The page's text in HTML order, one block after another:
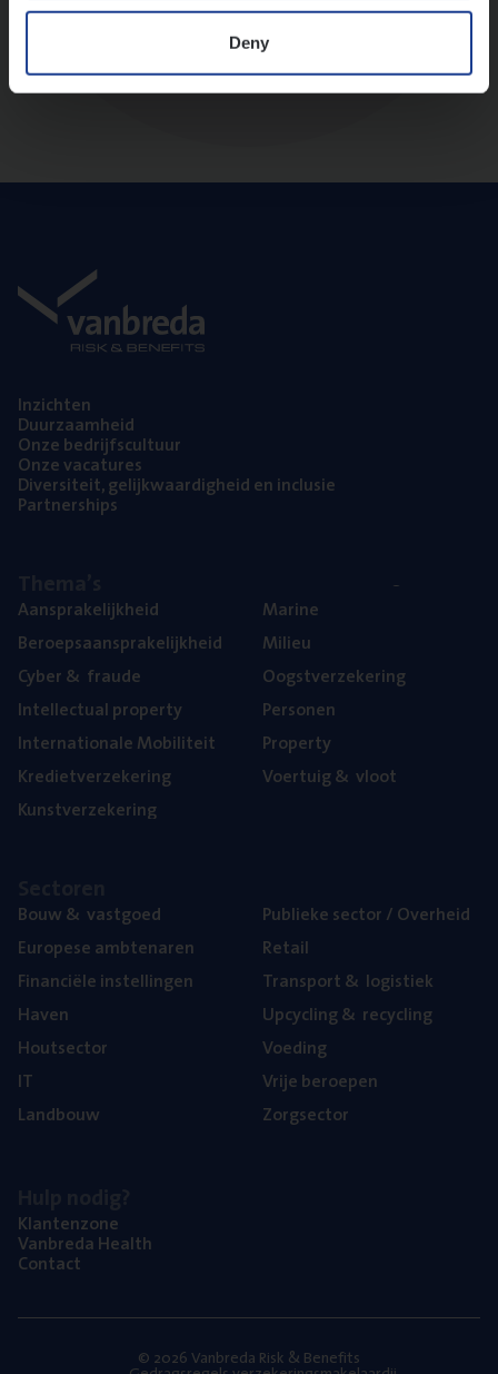
Deny
Inzich­ten
Duur­zaam­heid
Onze bedrijfs­cul­tuur
Onze vaca­tu­res
Diver­si­teit, gelijk­waar­dig­heid en inclusie
Part­ner­ships
Aan­spra­ke­lijk­heid
Beroeps­aan­spra­ke­lijk­heid
Cyber& fraude
Intel­lec­tu­al property
Inter­na­ti­o­na­le Mobiliteit
Kre­diet­ver­ze­ke­ring
Kunst­ver­ze­ke­ring
Mari­ne
Mili­eu
Oogst­ver­ze­ke­ring
Per­so­nen
Pro­per­ty
Voer­tuig& vloot
Bouw& vastgoed
Euro­pe­se ambtenaren
Finan­ci­ë­le instellingen
Haven
Hout­sec­tor
IT
Land­bouw
Publie­ke sec­tor / Overheid
Retail
Trans­port& logistiek
Upcy­cling& recycling
Voe­ding
Vrije beroe­pen
Zorg­sec­tor
Klan­ten­zo­ne
Van­b­re­da Health
Con­tact
© 2026 Vanbreda Risk & Benefits